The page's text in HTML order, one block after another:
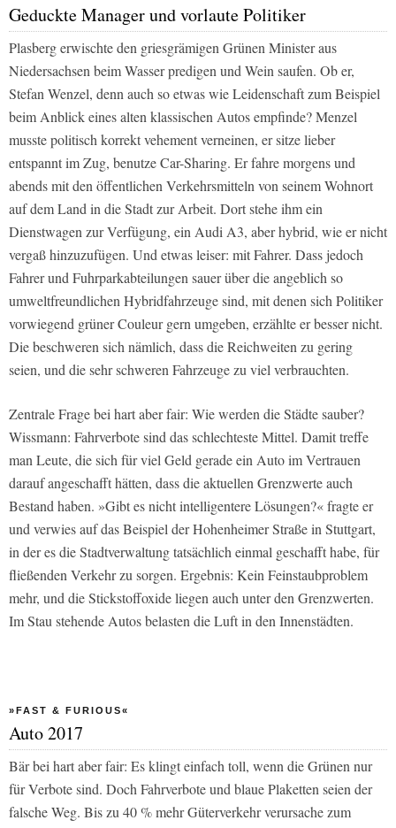
Geduckte Manager und vorlaute Politiker
Plasberg erwischte den griesgrämigen Grünen Minister aus
Niedersachsen beim Wasser predigen und Wein saufen. Ob er,
Stefan Wenzel, denn auch so etwas wie Leidenschaft zum Beispiel
beim Anblick eines alten klassischen Autos empfinde? Menzel
musste politisch korrekt vehement verneinen, er sitze lieber
entspannt im Zug, benutze Car-Sharing. Er fahre morgens und
abends mit den öffentlichen Verkehrsmitteln von seinem Wohnort
auf dem Land in die Stadt zur Arbeit. Dort stehe ihm ein
Dienstwagen zur Verfügung, ein Audi A3, aber hybrid, wie er nicht
vergaß hinzuzufügen. Und etwas leiser: mit Fahrer. Dass jedoch
Fahrer und Fuhrparkabteilungen sauer über die angeblich so
umweltfreundlichen Hybridfahrzeuge sind, mit denen sich Politiker
vorwiegend grüner Couleur gern umgeben, erzählte er besser nicht.
Die beschweren sich nämlich, dass die Reichweiten zu gering
seien, und die sehr schweren Fahrzeuge zu viel verbrauchten.
Zentrale Frage bei hart aber fair: Wie werden die Städte sauber?
Wissmann: Fahrverbote sind das schlechteste Mittel. Damit treffe
man Leute, die sich für viel Geld gerade ein Auto im Vertrauen
darauf angeschafft hätten, dass die aktuellen Grenzwerte auch
Bestand haben. »Gibt es nicht intelligentere Lösungen?« fragte er
und verwies auf das Beispiel der Hohenheimer Straße in Stuttgart,
in der es die Stadtverwaltung tatsächlich einmal geschafft habe, für
fließenden Verkehr zu sorgen. Ergebnis: Kein Feinstaubproblem
mehr, und die Stickstoffoxide liegen auch unter den Grenzwerten.
Im Stau stehende Autos belasten die Luft in den Innenstädten.
»FAST & FURIOUS«
Auto 2017
Bär bei hart aber fair: Es klingt einfach toll, wenn die Grünen nur
für Verbote sind. Doch Fahrverbote und blaue Plaketten seien der
falsche Weg. Bis zu 40 % mehr Güterverkehr verursache zum